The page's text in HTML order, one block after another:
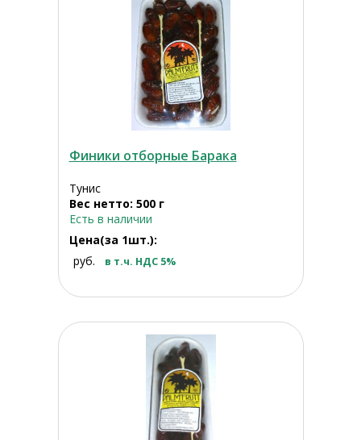
Финики отборные Барака
Тунис
Вес нетто: 500 г
Есть в наличии
Цена(за 1шт.):
руб.
в т.ч. НДС 5%